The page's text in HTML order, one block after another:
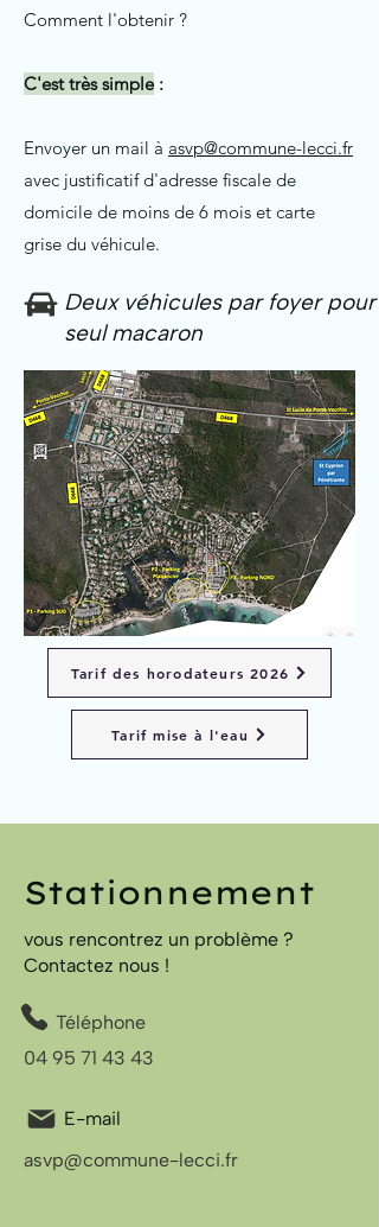
Comment l'obtenir ?
C'est très simple:
Envoyer un mail à asvp@commune-lecci.fr
avec justificatif d'adresse fiscale de
domicile de moins de 6 mois et carte
grise du véhicule.
Deux véhicules par foyer pour 1
seul macaron
Tarif des horodateurs 2026
Tarif mise à l'eau
Stationnement
vous rencontrez un problème ?
Contactez nous !
Téléphone
04 95 71 43 43
E-mail
asvp@commune-lecci.fr